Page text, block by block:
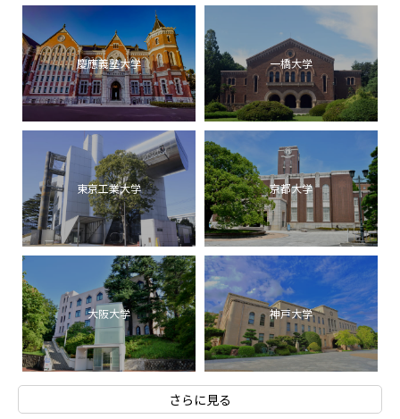
慶應義塾大学 一橋大学
東京工業大学 京都大学
大阪大学 神戸大学
さらに見る